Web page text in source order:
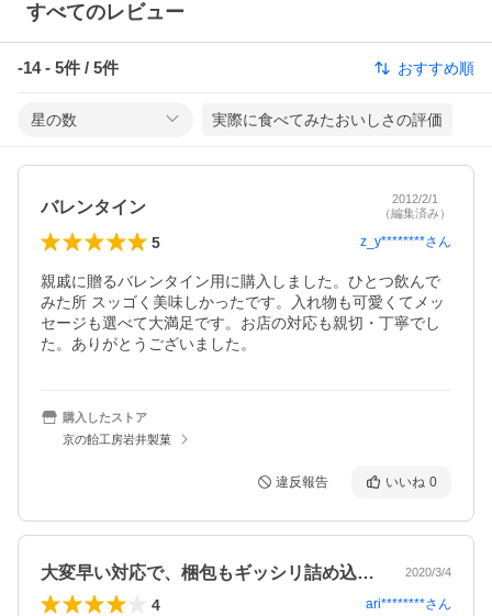
すべてのレビュー
-14- 5件 / 5件 おすすめ順
星の数 実際に食べてみたおいしさの評価
バレンタイン
2012/2/1
（編集済み）
5 z_y********さん
親戚に贈るバレンタイン用に購入しました。ひとつ飲んで
みた所 スッゴく美味しかったです。入れ物も可愛くてメッ
セージも選べて大満足です。お店の対応も親切・丁寧でし
た。ありがとうございました。
購入したストア
京の飴工房岩井製菓
違反報告 いいね 0
大変早い対応で、梱包もギッシリ詰め込ん… 2020/3/4
4 ari********さん